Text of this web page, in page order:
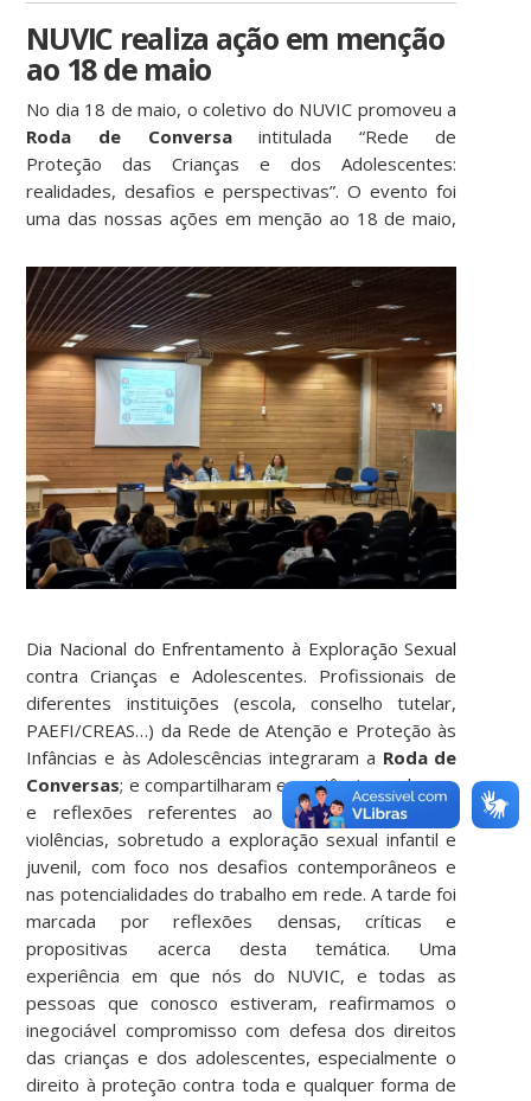
NUVIC realiza ação em menção
ao 18 de maio
No dia 18 de maio, o coletivo do NUVIC promoveu a
Roda de Conversaintitulada “Rede de
Proteção das Crianças e dos Adolescentes:
realidades, desafios e perspectivas”. O evento foi
uma das nossas ações em menção ao 18 de maio,
Dia Nacional do Enfrentamento à Exploração Sexual
contra Crianças e Adolescentes. Profissionais de
diferentes instituições (escola, conselho tutelar,
PAEFI/CREAS…) da Rede de Atenção e Proteção às
Infâncias e às Adolescências integraram a Roda de
Conversas; e compartilharam experiências, saberes
e reflexões referentes ao enfrentamento das
violências, sobretudo a exploração sexual infantil e
juvenil, com foco nos desafios contemporâneos e
nas potencialidades do trabalho em rede. A tarde foi
marcada por reflexões densas, críticas e
propositivas acerca desta temática. Uma
experiência em que nós do NUVIC, e todas as
pessoas que conosco estiveram, reafirmamos o
inegociável compromisso com defesa dos direitos
das crianças e dos adolescentes, especialmente o
direito à proteção contra toda e qualquer forma de